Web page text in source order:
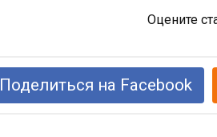
Оцените
Поделиться на Facebook